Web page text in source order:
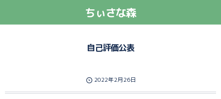
ちぃさな森
自己評価公表
2022年2月26日